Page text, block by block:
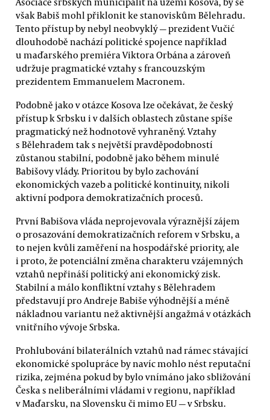
však Babiš mohl přiklonit ke stanoviskům Bělehradu.
Tento přístup by nebyl neobvyklý — prezident Vučić
dlouhodobě nachází politické spojence například
u maďarského premiéra Viktora Orbána a zároveň
udržuje pragmatické vztahy s francouzským
prezidentem Emmanuelem Macronem.
Podobně jako v otázce Kosova lze očekávat, že český
přístup k Srbsku i v dalších oblastech zůstane spíše
pragmatický než hodnotově vyhraněný. Vztahy
s Bělehradem tak s největší pravděpodobností
zůstanou stabilní, podobně jako během minulé
Babišovy vlády. Prioritou by bylo zachování
ekonomických vazeb a politické kontinuity, nikoli
aktivní podpora demokratizačních procesů.
První Babišova vláda neprojevovala výraznější zájem
o prosazování demokratizačních reforem v Srbsku, a
to nejen kvůli zaměření na hospodářské priority, ale
i proto, že potenciální změna charakteru vzájemných
vztahů nepřináší politický ani ekonomický zisk.
Stabilní a málo konfliktní vztahy s Bělehradem
představují pro Andreje Babiše výhodnější a méně
nákladnou variantu než aktivnější angažmá v otázkách
vnitřního vývoje Srbska.
Prohlubování bilaterálních vztahů nad rámec stávající
ekonomické spolupráce by navíc mohlo nést reputační
rizika, zejména pokud by bylo vnímáno jako sbližování
Česka s neliberálními vládami v regionu, například
v Maďarsku, na Slovensku či mimo EU — v Srbsku.